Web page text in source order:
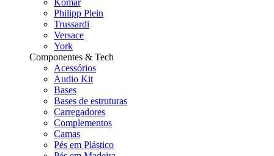
Komar
Philipp Plein
Trussardi
Versace
York
Componentes & Tech
Acessórios
Audio Kit
Bases
Bases de estruturas
Carregadores
Complementos
Camas
Pés em Plástico